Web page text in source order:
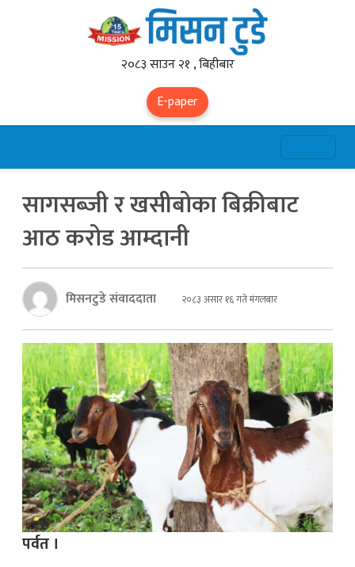
२०८३ साउन २१ , बिहीबार
E-paper
सागसब्जी र खसीबोका बिक्रीबाट
आठ करोड आम्दानी
मिसनटुडे संवाददाता २०८३ असार १६ गते मंगलबार
पर्वत ।